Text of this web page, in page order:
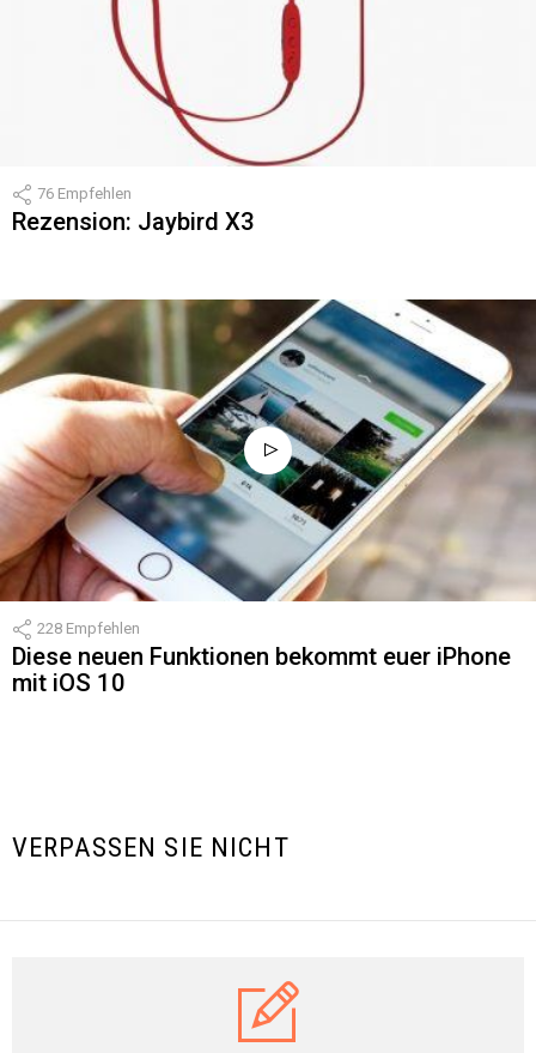
76 Empfehlen
Rezension: Jaybird X3
228 Empfehlen
Diese neuen Funktionen bekommt euer iPhone
mit iOS 10
VERPASSEN SIE NICHT